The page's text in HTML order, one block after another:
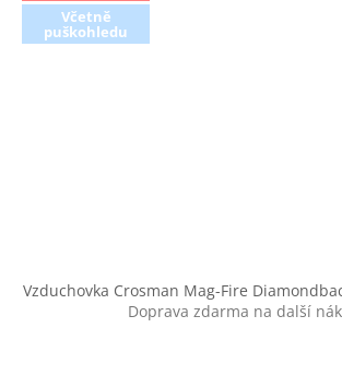
Včetně
puškohledu
Vzduchovka Crosman Mag-Fire
Doprava zdarma na další